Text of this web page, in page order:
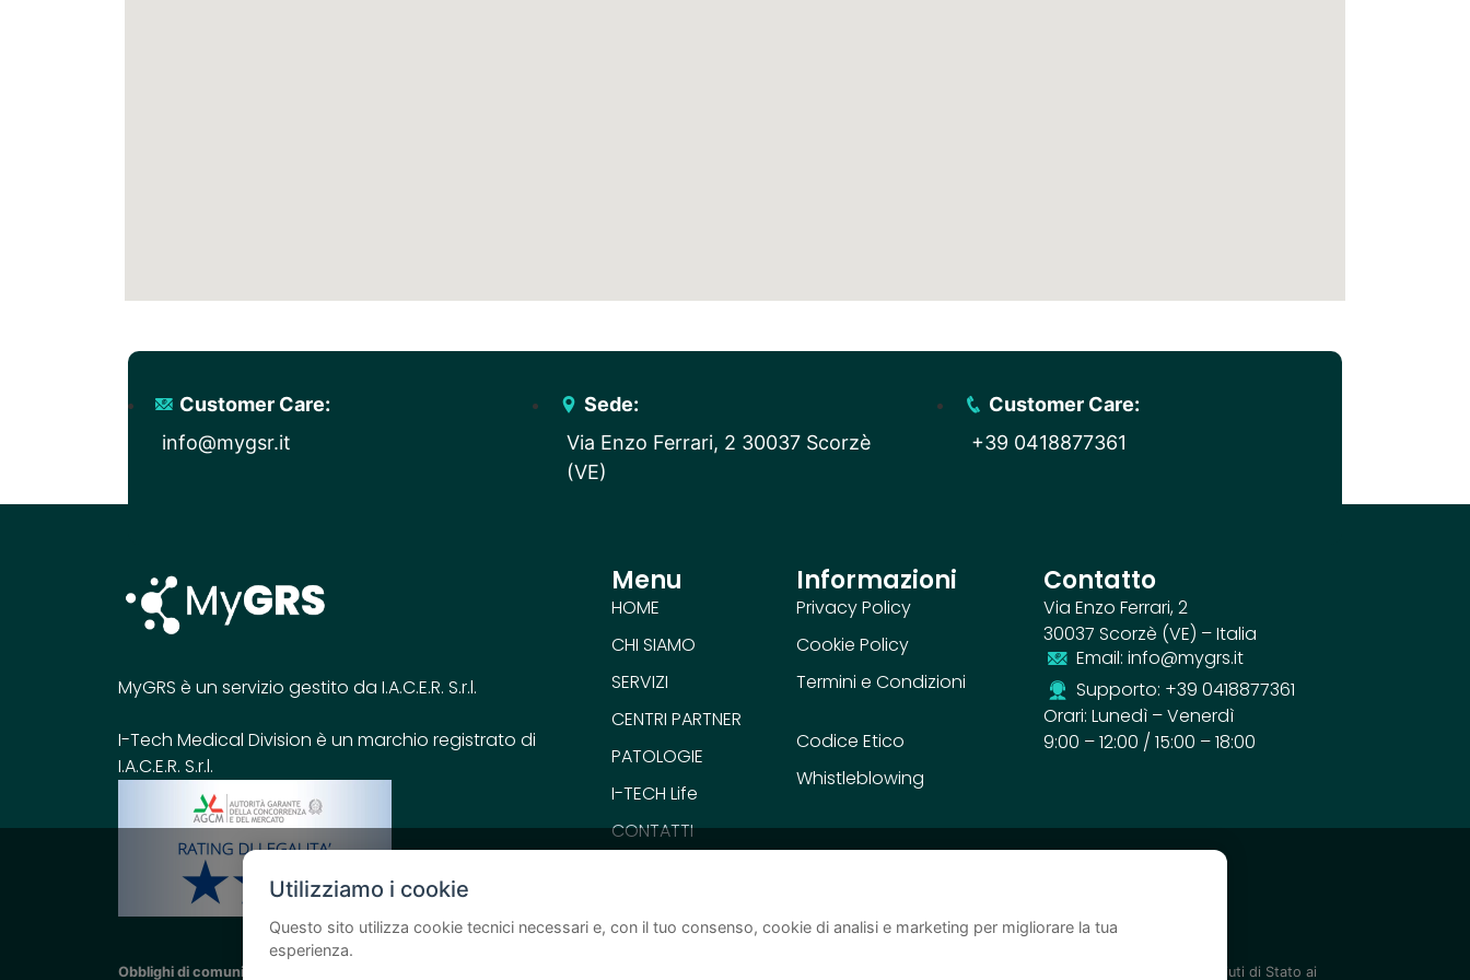
Utilizziamo i cookie
Questo sito utilizza cookie tecnici necessari e, con il tuo consenso, cookie di analisi e marketing per migliorare la tua
esperienza.
Customer Care:
info@mygsr.it
Sede:
Via Enzo Ferrari, 2 30037 Scorzè
(VE)
Customer Care:
+39 0418877361
MyGRS è un servizio gestito da I.A.C.E.R. S.r.l.
I-Tech Medical Division è un marchio registrato di
I.A.C.E.R. S.r.l.
Menu
HOME
CHI SIAMO
SERVIZI
CENTRI PARTNER
PATOLOGIE
I-TECH Life
CONTATTI
Informazioni
Privacy Policy
Cookie Policy
Termini e Condizioni
Codice Etico
Whistleblowing
Contatto
Via Enzo Ferrari, 2
30037 Scorzè (VE) – Italia
Email: info@mygrs.it
Supporto: +39 0418877361
Orari: Lunedì – Venerdì
9:00 – 12:00 / 15:00 – 18:00
Obblighi di comunicazione per le sovvenzioni pubbliche: Gli aiuti di Stato e gli aiuti de minimis ricevuti dalla nostra società sono elencati nel Registro nazionale degli aiuti di Stato ai